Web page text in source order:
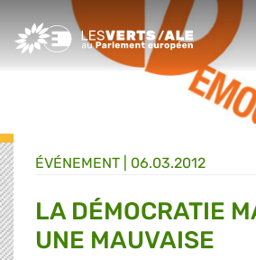
Greens/EFA Home
ÉVÉNEMENT 06.03.2012
LA DÉMOCRATIE
UNE MAUVAISE